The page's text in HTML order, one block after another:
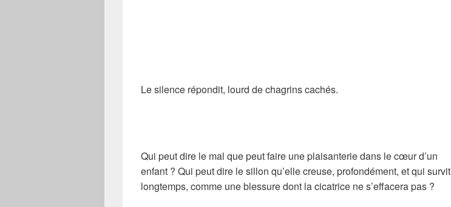
Le silence répondit, lourd de chagrins cachés.
Qui peut dire le mal que peut faire une plaisanterie dans le cœur d’un
enfant ? Qui peut dire le sillon qu’elle creuse, profondément, et qui survit
longtemps, comme une blessure dont la cicatrice ne s’effacera pas ?